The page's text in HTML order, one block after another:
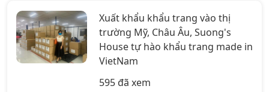
Xuất khẩu khẩu trang vào thị
trường Mỹ, Châu Âu, Suong's
House tự hào khẩu trang made in
VietNam
595 đã xem